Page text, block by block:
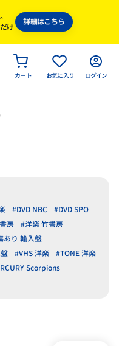
け
詳細はこちら
カート お気に入り ログイン
#DVD NBC
#DVD SPO
房
#洋楽 竹書房
あり 輸入盤
#VHS 洋楽
#TONE 洋楽
Scorpions